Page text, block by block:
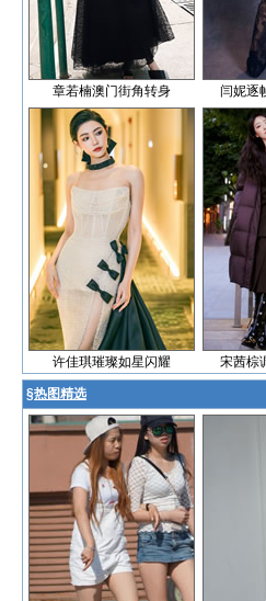
章若楠澳门街角转身 闫妮逐
许佳琪璀璨如星闪耀 宋茜棕
§热图精选